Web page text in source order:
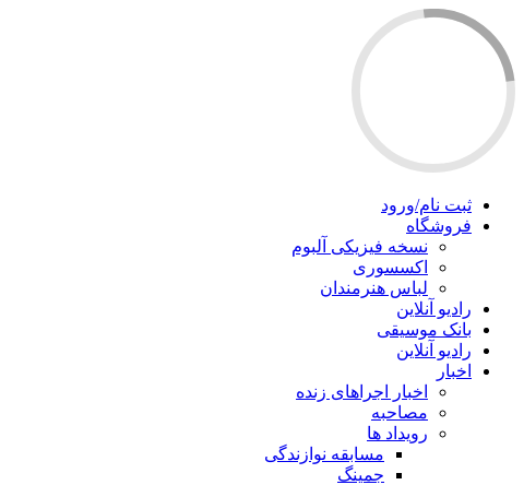
ثبت نام/ورود
فروشگاه
نسخه فیزیکی آلبوم
اکسسوری
لباس هنرمندان
رادیو آنلاین
بانک موسیقی
رادیو آنلاین
اخبار
اخبار اجراهای زنده
مصاحبه
رویداد ها
مسابقه نوازندگی
جمینگ